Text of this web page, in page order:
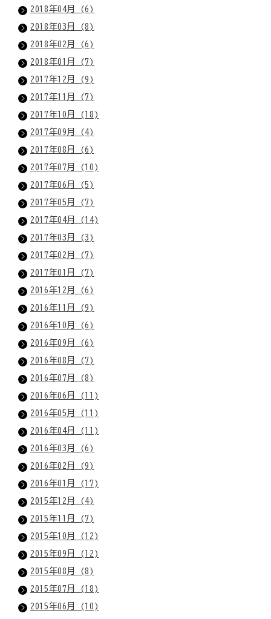
2018年04月 (6)
2018年03月 (8)
2018年02月 (6)
2018年01月 (7)
2017年12月 (9)
2017年11月 (7)
2017年10月 (18)
2017年09月 (4)
2017年08月 (6)
2017年07月 (10)
2017年06月 (5)
2017年05月 (7)
2017年04月 (14)
2017年03月 (3)
2017年02月 (7)
2017年01月 (7)
2016年12月 (6)
2016年11月 (9)
2016年10月 (6)
2016年09月 (6)
2016年08月 (7)
2016年07月 (8)
2016年06月 (11)
2016年05月 (11)
2016年04月 (11)
2016年03月 (6)
2016年02月 (9)
2016年01月 (17)
2015年12月 (4)
2015年11月 (7)
2015年10月 (12)
2015年09月 (12)
2015年08月 (8)
2015年07月 (18)
2015年06月 (10)